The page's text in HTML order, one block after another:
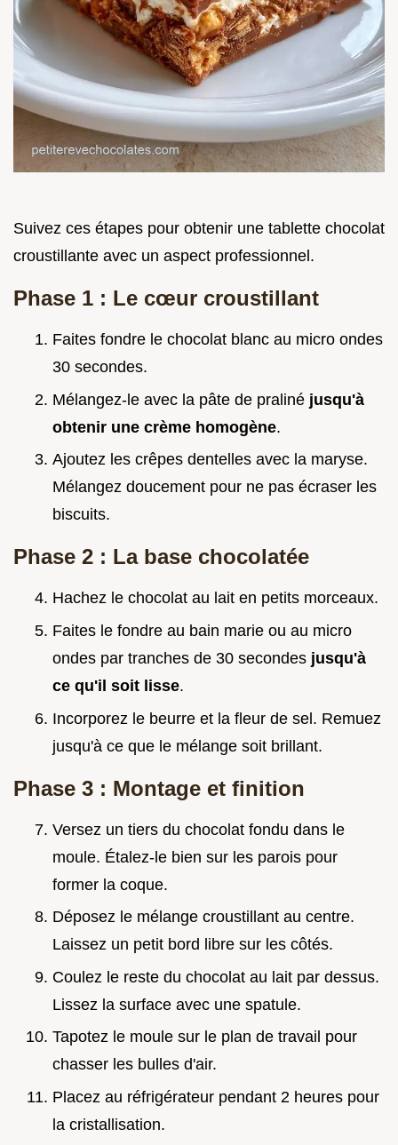
Suivez ces étapes pour obtenir une tablette chocolat
croustillante avec un aspect professionnel.
Phase 1 : Le cœur croustillant
Faites fondre le chocolat blanc au micro ondes
30 secondes.
Mélangez-le avec la pâte de praliné jusqu'à
obtenir une crème homogène.
Ajoutez les crêpes dentelles avec la maryse.
Mélangez doucement pour ne pas écraser les
biscuits.
Phase 2 : La base chocolatée
Hachez le chocolat au lait en petits morceaux.
Faites le fondre au bain marie ou au micro
ondes par tranches de 30 secondes jusqu'à
ce qu'il soit lisse.
Incorporez le beurre et la fleur de sel. Remuez
jusqu'à ce que le mélange soit brillant.
Phase 3 : Montage et finition
Versez un tiers du chocolat fondu dans le
moule. Étalez-le bien sur les parois pour
former la coque.
Déposez le mélange croustillant au centre.
Laissez un petit bord libre sur les côtés.
Coulez le reste du chocolat au lait par dessus.
Lissez la surface avec une spatule.
Tapotez le moule sur le plan de travail pour
chasser les bulles d'air.
Placez au réfrigérateur pendant 2 heures pour
la cristallisation.